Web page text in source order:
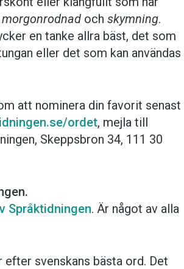
morgon­rodnad och skymning.
en tanke allra bäst, det som
eller det som kan användas
att nominera din favo­rit senast
ordet, mejla till
Skeppsbron 34, 111 30
Språktidningen. Är något av alla
svenskans bästa ord. Det